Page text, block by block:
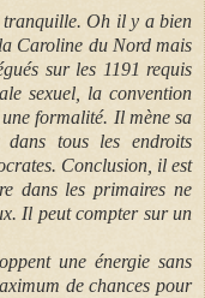
Oh il y a bien
Caroline du Nord mais
sur les 1191 requis
sexuel, la convention
formalité. Il mène sa
dans tous les endroits
Conclusion, il est
dans les primaires ne
Il peut compter sur un
une énergie sans
de chances pour